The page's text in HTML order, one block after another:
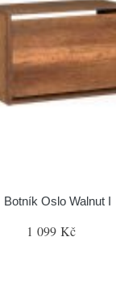
Botník Oslo Walnut I
1 099 Kč